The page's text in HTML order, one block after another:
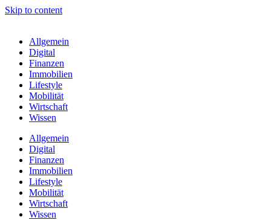
Skip to content
Allgemein
Digital
Finanzen
Immobilien
Lifestyle
Mobilität
Wirtschaft
Wissen
Allgemein
Digital
Finanzen
Immobilien
Lifestyle
Mobilität
Wirtschaft
Wissen